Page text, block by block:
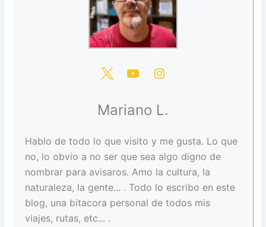
Mariano L.
Hablo de todo lo que visito y me gusta. Lo que
no, lo obvio a no ser que sea algo digno de
nombrar para avisaros. Amo la cultura, la
naturaleza, la gente... . Todo lo escribo en este
blog, una bitacora personal de todos mis
viajes, rutas, etc... .